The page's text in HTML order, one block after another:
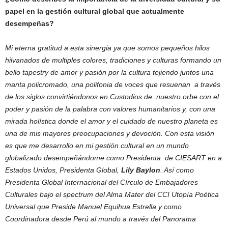
papel en la gestión cultural global que actualmente
desempeñas?
Mi eterna gratitud a esta sinergia ya que somos pequeños hilos
hilvanados de multiples colores, tradiciones y culturas formando un
bello tapestry de amor y pasión por la cultura tejiendo juntos una
manta policromado, una polifonia de voces que resuenan a través
de los siglos convirtiéndonos en Custodios de nuestro orbe con el
poder y pasión de la palabra con valores humanitarios y, con una
mirada holística donde el amor y el cuidado de nuestro planeta es
una de mis mayores preocupaciones y devoción. Con esta visión
es que me desarrollo en mi gestión cultural en un mundo
globalizado desempeñándome como Presidenta de CIESART en a
Estados Unidos, Presidenta Global, Lily Baylon. Así como
Presidenta Global Internacional del Círculo de Embajadores
Culturales bajo el spectrum del Alma Mater del CCI Utopía Poética
Universal que Preside Manuel Equihua Estrella y como
Coordinadora desde Perú al mundo a través del Panorama